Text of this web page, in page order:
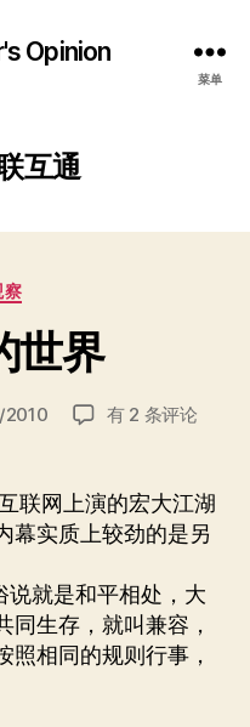
Opinion
菜单
互通
察
世界
2010
不
的
世
界
有 2 条评论
网上演的宏大江湖
幕实质上较劲的是另
就是和平相处，大
同生存，就叫兼容，
照相同的规则行事，